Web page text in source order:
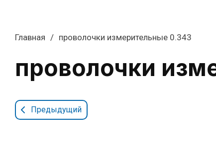
Главная / проволочки измерительные 0.343
проволочки
Предыдущий